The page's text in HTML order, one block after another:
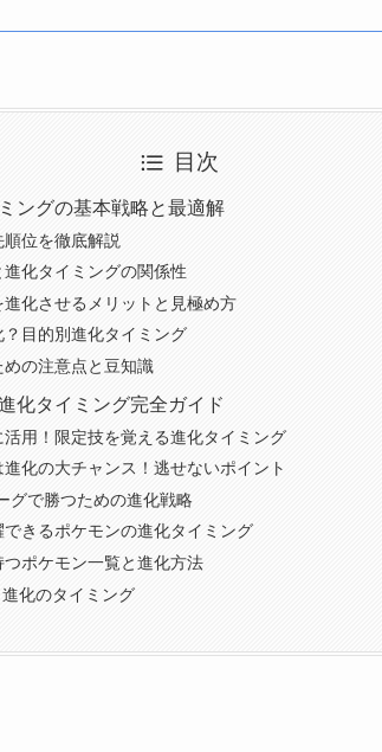
目次
ングの基本戦略と最適解
位を徹底解説
進化タイミングの関係性
化させるメリットと見極め方
目的別進化タイミング
の注意点と豆知識
化タイミング完全ガイド
用！限定技を覚える進化タイミング
化の大チャンス！逃せないポイント
グで勝つための進化戦略
できるポケモンの進化タイミング
ポケモン一覧と進化方法
化のタイミング